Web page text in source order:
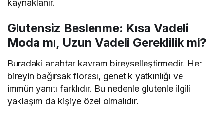
kaynaklanır.
Glutensiz Beslenme: Kısa Vadeli
Moda mı, Uzun Vadeli Gereklilik mi?
Buradaki anahtar kavram bireyselleştirmedir. Her
bireyin bağırsak florası, genetik yatkınlığı ve
immün yanıtı farklıdır. Bu nedenle glutenle ilgili
yaklaşım da kişiye özel olmalıdır.